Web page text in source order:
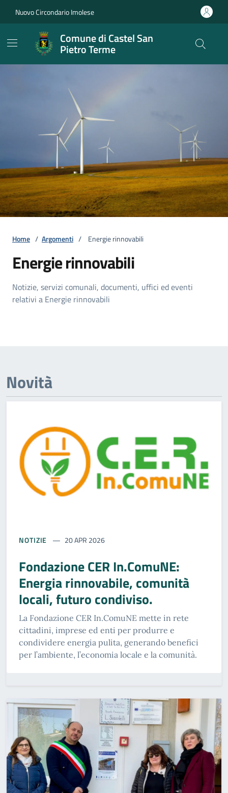
Nuovo Circondario Imolese
Comune di Castel San
Pietro Terme
Home / Argomenti / Energie rinnovabili
Energie rinnovabili
Notizie, servizi comunali, documenti, uffici ed eventi
relativi a Energie rinnovabili
Novità
NOTIZIE 20 APR 2026
Fondazione CER In.ComuNE:
Energia rinnovabile, comunità
locali, futuro condiviso.
La Fondazione CER In.ComuNE mette in rete
cittadini, imprese ed enti per produrre e
condividere energia pulita, generando benefici
per l’ambiente, l’economia locale e la comunità.